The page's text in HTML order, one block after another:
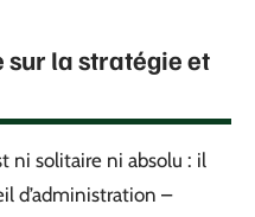
sur la stratégie et
ni solitaire ni absolu : il
d’administration –